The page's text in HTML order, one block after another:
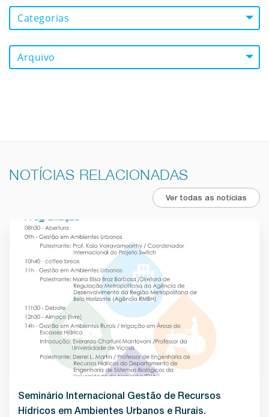
Categorias
Arquivo
NOTÍCIAS RELACIONADAS
Ver todas as notícias
Seminário Internacional Gestão de Recursos
Hídricos em Ambientes Urbanos e Rurais.